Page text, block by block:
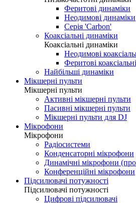
Феритові динаміки
Неодимові динаміки
Серія 'Carbon'
Коаксіальні динаміки
Коаксіальні динаміки
Неодимові
Феритові
Найбільші динаміки
Мікшерні пульти
Мікшерні пульти
Активні мікшерні пульти
Пасивні мікшерні пульти
Мікшерні пульти для DJ
Мікрофони
Мікрофони
Радіосистеми
Конденсаторні мікрофони
Динамічні мікрофони
Конференційні мікрофони
Підсилювачі потужності
Підсилювачі потужності
Цифрові підсилювачі